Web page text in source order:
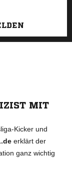
MIT
Kicker und
erklärt der
ganz wichtig